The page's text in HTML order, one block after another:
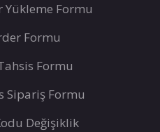
Yükleme Formu
Formu
Formu
Sipariş Formu
Değişiklik